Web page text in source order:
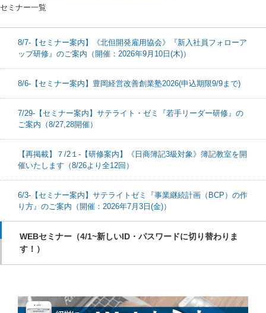
セミナー一覧
8/7-【セミナー案内】《北但開発雇用協会》『新入社員フォローア
ップ研修』のご案内（開催：2026年9月10日(木)）
8/6-【セミナー案内】豊岡経営改善創業塾2026(申込期限9/9まで)
7/29-【セミナー案内】サテライト・ゼミ『若手リーダー研修』の
ご案内（8/27,28開催）
【再掲載】７/2１-【研修案内】《日商簿記3級対象》簿記教室を開
催いたします（8/26より全12回）
6/3-【セミナー案内】サテライトゼミ『事業継続計画（BCP）の作
り方』のご案内（開催：2026年7月3日(金)）
WEBセミナー（4/1~新しいID・パスワードに切り替わりま
す！）